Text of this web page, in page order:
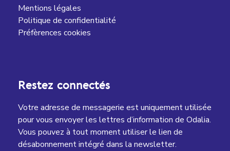
Mentions légales
Politique de confidentialité
Préfèrences cookies
Restez connectés
Votre adresse de messagerie est uniquement utilisée
pour vous envoyer les lettres d’information de Odalia.
Vous pouvez à tout moment utiliser le lien de
désabonnement intégré dans la newsletter.